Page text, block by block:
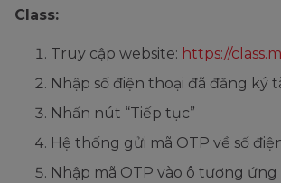
Class:
Truy cập website: https://
Nhập số điện thoại đã đăng ký
Nhấn nút “Tiếp tục”
Hệ thống gửi mã OTP về số
Nhập mã OTP vào ô tương ứng